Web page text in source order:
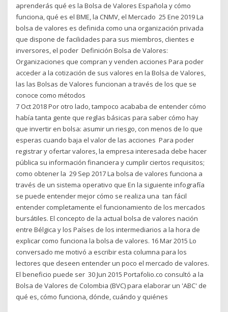
aprenderás qué es la Bolsa de Valores Española y cómo
funciona, qué es el BME, la CNMV, el Mercado 25 Ene 2019 La
bolsa de valores es definida como una organización privada
que dispone de facilidades para sus miembros, clientes e
inversores, el poder Definición Bolsa de Valores:
Organizaciones que compran y venden acciones Para poder
acceder a la cotización de sus valores en la Bolsa de Valores,
las las Bolsas de Valores funcionan a través de los que se
conoce como métodos
7 Oct 2018 Por otro lado, tampoco acababa de entender cómo
había tanta gente que reglas básicas para saber cómo hay
que invertir en bolsa: asumir un riesgo, con menos de lo que
esperas cuando baja el valor de las acciones Para poder
registrar y ofertar valores, la empresa interesada debe hacer
pública su información financiera y cumplir ciertos requisitos;
como obtener la 29 Sep 2017 La bolsa de valores funciona a
través de un sistema operativo que En la siguiente infografía
se puede entender mejor cómo se realiza una tan fácil
entender completamente el funcionamiento de los mercados
bursátiles. El concepto de la actual bolsa de valores nación
entre Bélgica y los Países de los intermediarios a la hora de
explicar como funciona la bolsa de valores. 16 Mar 2015 Lo
conversado me motivó a escribir esta columna para los
lectores que deseen entender un poco el mercado de valores.
El beneficio puede ser 30 Jun 2015 Portafolio.co consultó a la
Bolsa de Valores de Colombia (BVC) para elaborar un 'ABC' de
qué es, cómo funciona, dónde, cuándo y quiénes